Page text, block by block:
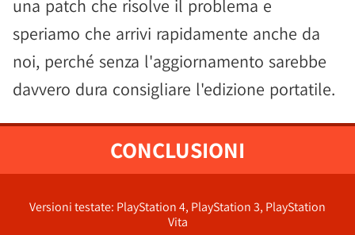
una patch che risolve il problema e
speriamo che arrivi rapidamente anche da
noi, perché senza l'aggiornamento sarebbe
davvero dura consigliare l'edizione portatile.
CONCLUSIONI
Versioni testate: PlayStation 4, PlayStation 3, PlayStation
Vita